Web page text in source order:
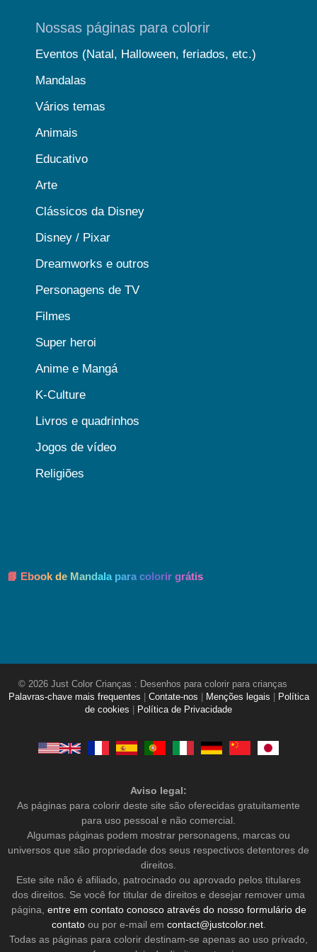
Nossas páginas para colorir
Eventos (Natal, Halloween, feriados, etc.)
Mandalas
Vários temas
Animais
Educativo
Arte
Clássicos da Disney
Disney / Pixar
Dreamworks e outros
Personagens de TV
Filmes
Super heroi
Anime e Mangá
K-Culture
Livros e quadrinhos
Jogos de vídeo
Religiões
📘 Ebook de Mandala para colorir grátis
© 2026 Just Color Crianças : Desenhos para colorir para crianças
Palavras-chave mais frequentes
Contate-nos Menções legais
Política
de cookies
Política de Privacidade
Aviso legal:
As páginas para colorir deste site são oferecidas gratuitamente
para uso pessoal e não comercial.
Algumas páginas podem mostrar personagens, marcas ou
universos que são propriedade dos seus respectivos detentores de
direitos.
Este site não é afiliado, patrocinado ou aprovado pelos titulares
dos direitos. Se você for titular de direitos e desejar remover uma
página, entre em contato conosco através do nosso formulário de
contatoou por e-mail em contact@justcolor.net.
Todas as páginas para colorir destinam-se apenas ao uso privado,